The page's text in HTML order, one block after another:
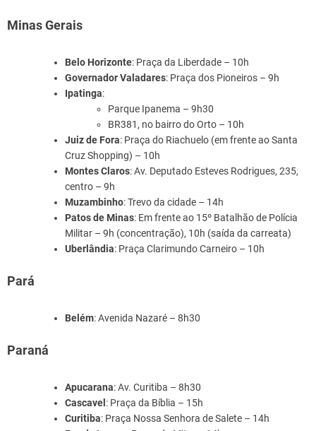
Minas Gerais
Belo Horizonte: Praça da Liberdade – 10h
Governador Valadares: Praça dos Pioneiros – 9h
Ipatinga:
Parque Ipanema – 9h30
BR381, no bairro do Orto – 10h
Juiz de Fora: Praça do Riachuelo (em frente ao Santa
Cruz Shopping) – 10h
Montes Claros: Av. Deputado Esteves Rodrigues, 235,
centro – 9h
Muzambinho: Trevo da cidade – 14h
Patos de Minas: Em frente ao 15º Batalhão de Polícia
Militar – 9h (concentração), 10h (saída da carreata)
Uberlândia: Praça Clarimundo Carneiro – 10h
Pará
Belém: Avenida Nazaré – 8h30
Paraná
Apucarana: Av. Curitiba – 8h30
Cascavel : Praça da Bíblia – 15h
Curitiba: Praça Nossa Senhora de Salete – 14h